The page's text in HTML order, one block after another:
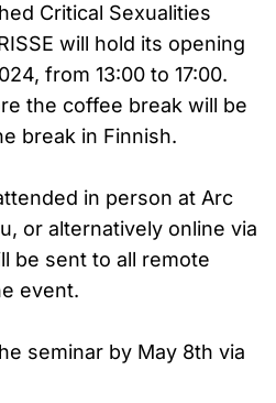
Critical Sexualities
will hold its opening
from 13:00 to 17:00.
the coffee break will be
break in Finnish.
in person at Arc
or alternatively online via
be sent to all remote
event.
seminar by May 8th via